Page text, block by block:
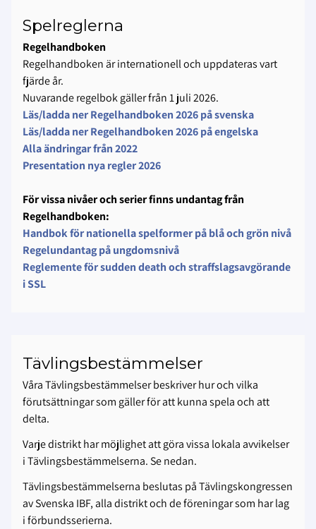
Spelreglerna
Regelhandboken
Regelhandboken är internationell och uppdateras vart
fjärde år.
Nuvarande regelbok gäller från 1 juli 2026.
Läs/ladda ner Regelhandboken 2026 på svenska
Läs/ladda ner Regelhandboken 2026 på engelska
Alla ändringar från 2022
Presentation nya regler 2026
För vissa nivåer och serier finns undantag från
Regelhandboken:
Handbok för nationella spelformer på blå och grön nivå
Regelundantag på ungdomsnivå
Reglemente för sudden death och straffslagsavgörande
i SSL
Tävlingsbestämmelser
Våra Tävlingsbestämmelser beskriver hur och vilka
förutsättningar som gäller för att kunna spela och att
delta.
Varje distrikt har möjlighet att göra vissa lokala avvikelser
i Tävlingsbestämmelserna. Se nedan.
Tävlingsbestämmelserna beslutas på Tävlingskongressen
av Svenska IBF, alla distrikt och de föreningar som har lag
i förbundsserierna.